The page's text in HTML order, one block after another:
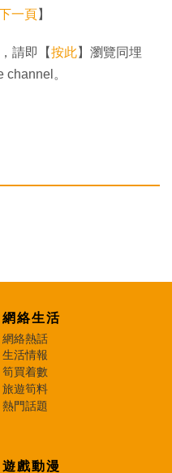
一頁】
請即【按此】瀏覽同埋
。
網絡生活
網絡熱話
生活情報
筍買着數
旅遊筍料
熱門話題
遊戲動漫